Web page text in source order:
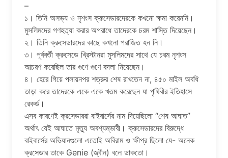
–
১। তিনি অসভ্য ও নৃশংস ক্রুসেডারদেরকে কখনো ক্ষমা করেননি।
মুসলিমদের গণহত্যা করার অপরাধে তাদেরকে চরম শাস্তি দিয়েছেন।
২। তিনি ক্রুসেডারদের কাছে কখনো পরাজিত হন নি।
৩। পূর্ববর্তী ক্রুসেডে খ্রিস্টানরা মুসলিমদের সাথে যে চরম নৃশংস
আচরণ করেছিল তার গুণে গুণে বদলা নিয়েছেন।
৪। হেরে গিয়ে পলায়নপর শত্রুর শেষ রাখতেন না, ৪৫০ মাইল অবধি
তাড়া করে তাদেরকে একে একে খতম করেছেন যা পৃথিবীর ইতিহাসে
রেকর্ড।
এসব কারণেই ক্রসেডাররা বাইবার্সের নাম দিয়েছিলো “শেষ আঘাত”
অর্থাৎ যেই আঘাতে মৃত্যু অবশ্যম্ভাবী। ক্রুসেডারদের বিরুদ্ধে
বাইবার্সের অভিযানগুলো এতোই অবিরাম ও ক্ষীপ্র ছিলো যে- অনেক
ক্রসেডার তাকে Genie (জ্বীন) বলে ডাকতো।